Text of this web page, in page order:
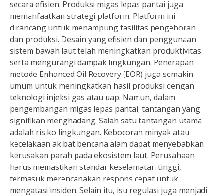
secara efisien. Produksi migas lepas pantai juga
memanfaatkan strategi platform. Platform ini
dirancang untuk menampung fasilitas pengeboran
dan produksi. Desain yang efisien dan penggunaan
sistem bawah laut telah meningkatkan produktivitas
serta mengurangi dampak lingkungan. Penerapan
metode Enhanced Oil Recovery (EOR) juga semakin
umum untuk meningkatkan hasil produksi dengan
teknologi injeksi gas atau uap. Namun, dalam
pengembangan migas lepas pantai, tantangan yang
signifikan menghadang. Salah satu tantangan utama
adalah risiko lingkungan. Kebocoran minyak atau
kecelakaan akibat bencana alam dapat menyebabkan
kerusakan parah pada ekosistem laut. Perusahaan
harus memastikan standar keselamatan tinggi,
termasuk merencanakan respons cepat untuk
mengatasi insiden. Selain itu, isu regulasi juga menjadi